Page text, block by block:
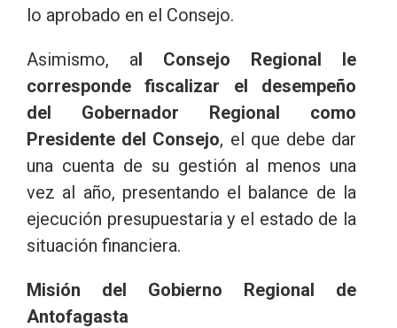
lo aprobado en el Consejo.
Asimismo, al Consejo Regional le
corresponde fiscalizar el desempeño
del Gobernador Regional como
Presidente del Consejo, el que debe dar
una cuenta de su gestión al menos una
vez al año, presentando el balance de la
ejecución presupuestaria y el estado de la
situación financiera.
Misión del Gobierno Regional de
Antofagasta